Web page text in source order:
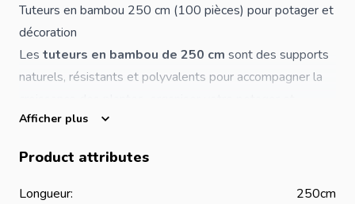
Tuteurs en bambou 250 cm (100 pièces) pour potager et
décoration
Les tuteurs en bambou de 250 cm sont des supports
naturels, résistants et polyvalents pour accompagner la
réaliser différents projets décoratifs. Grâce à leur grande
bâtons de bambou conviennent parfaitement aux plantes
grimpantes, aux légumes nécessitant un soutien vertical
Afficher plus
Product attributes
Longueur:
250cm